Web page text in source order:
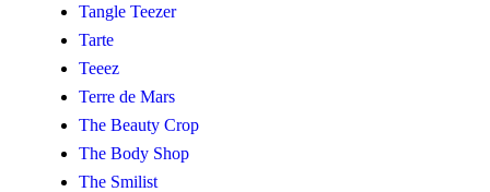
Tangle Teezer
Tarte
Teeez
Terre de Mars
The Beauty Crop
The Body Shop
The Smilist